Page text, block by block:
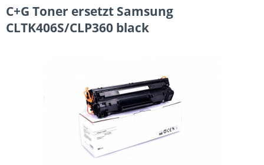
C+G Toner ersetzt Samsung
CLTK406S/CLP360 black